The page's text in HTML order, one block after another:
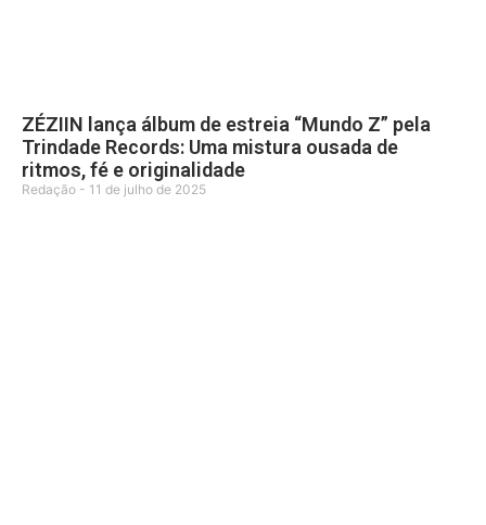
ZÉZIIN lança álbum de estreia “Mundo Z” pela
Trindade Records: Uma mistura ousada de
ritmos, fé e originalidade
Redação 11 de julho de 2025